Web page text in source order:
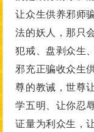
让众生供养邪师
法的妖人，那只
犯戒、盘剥众生
邪充正骗收众生
尊的教诫，世尊
学五明、让你忍
证量为利众生，